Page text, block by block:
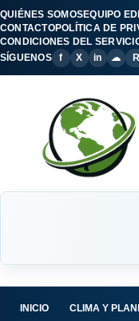
QUIÉNES SOMOSEQUIPO
CONTACTOPOLÍTICA DE
CONDICIONES DEL
SÍGUENOS
f X in ☁
INICIO CLIMA Y